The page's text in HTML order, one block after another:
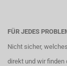
FÜR JEDES
Nicht sicher,
direkt und wir finden